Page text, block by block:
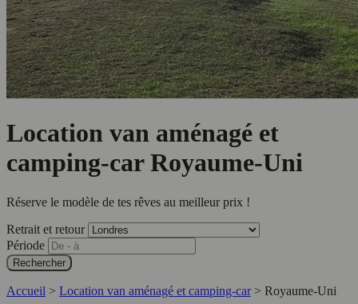
Location van aménagé et
camping-car Royaume-Uni
Réserve le modèle de tes rêves au meilleur prix !
Retrait et retour
Période
Rechercher
Accueil > Location van aménagé et camping-car > Royaume-Uni